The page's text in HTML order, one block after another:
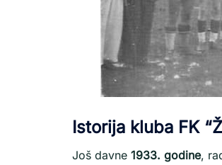
Istorija kluba FK
Još davne 1933. godine,